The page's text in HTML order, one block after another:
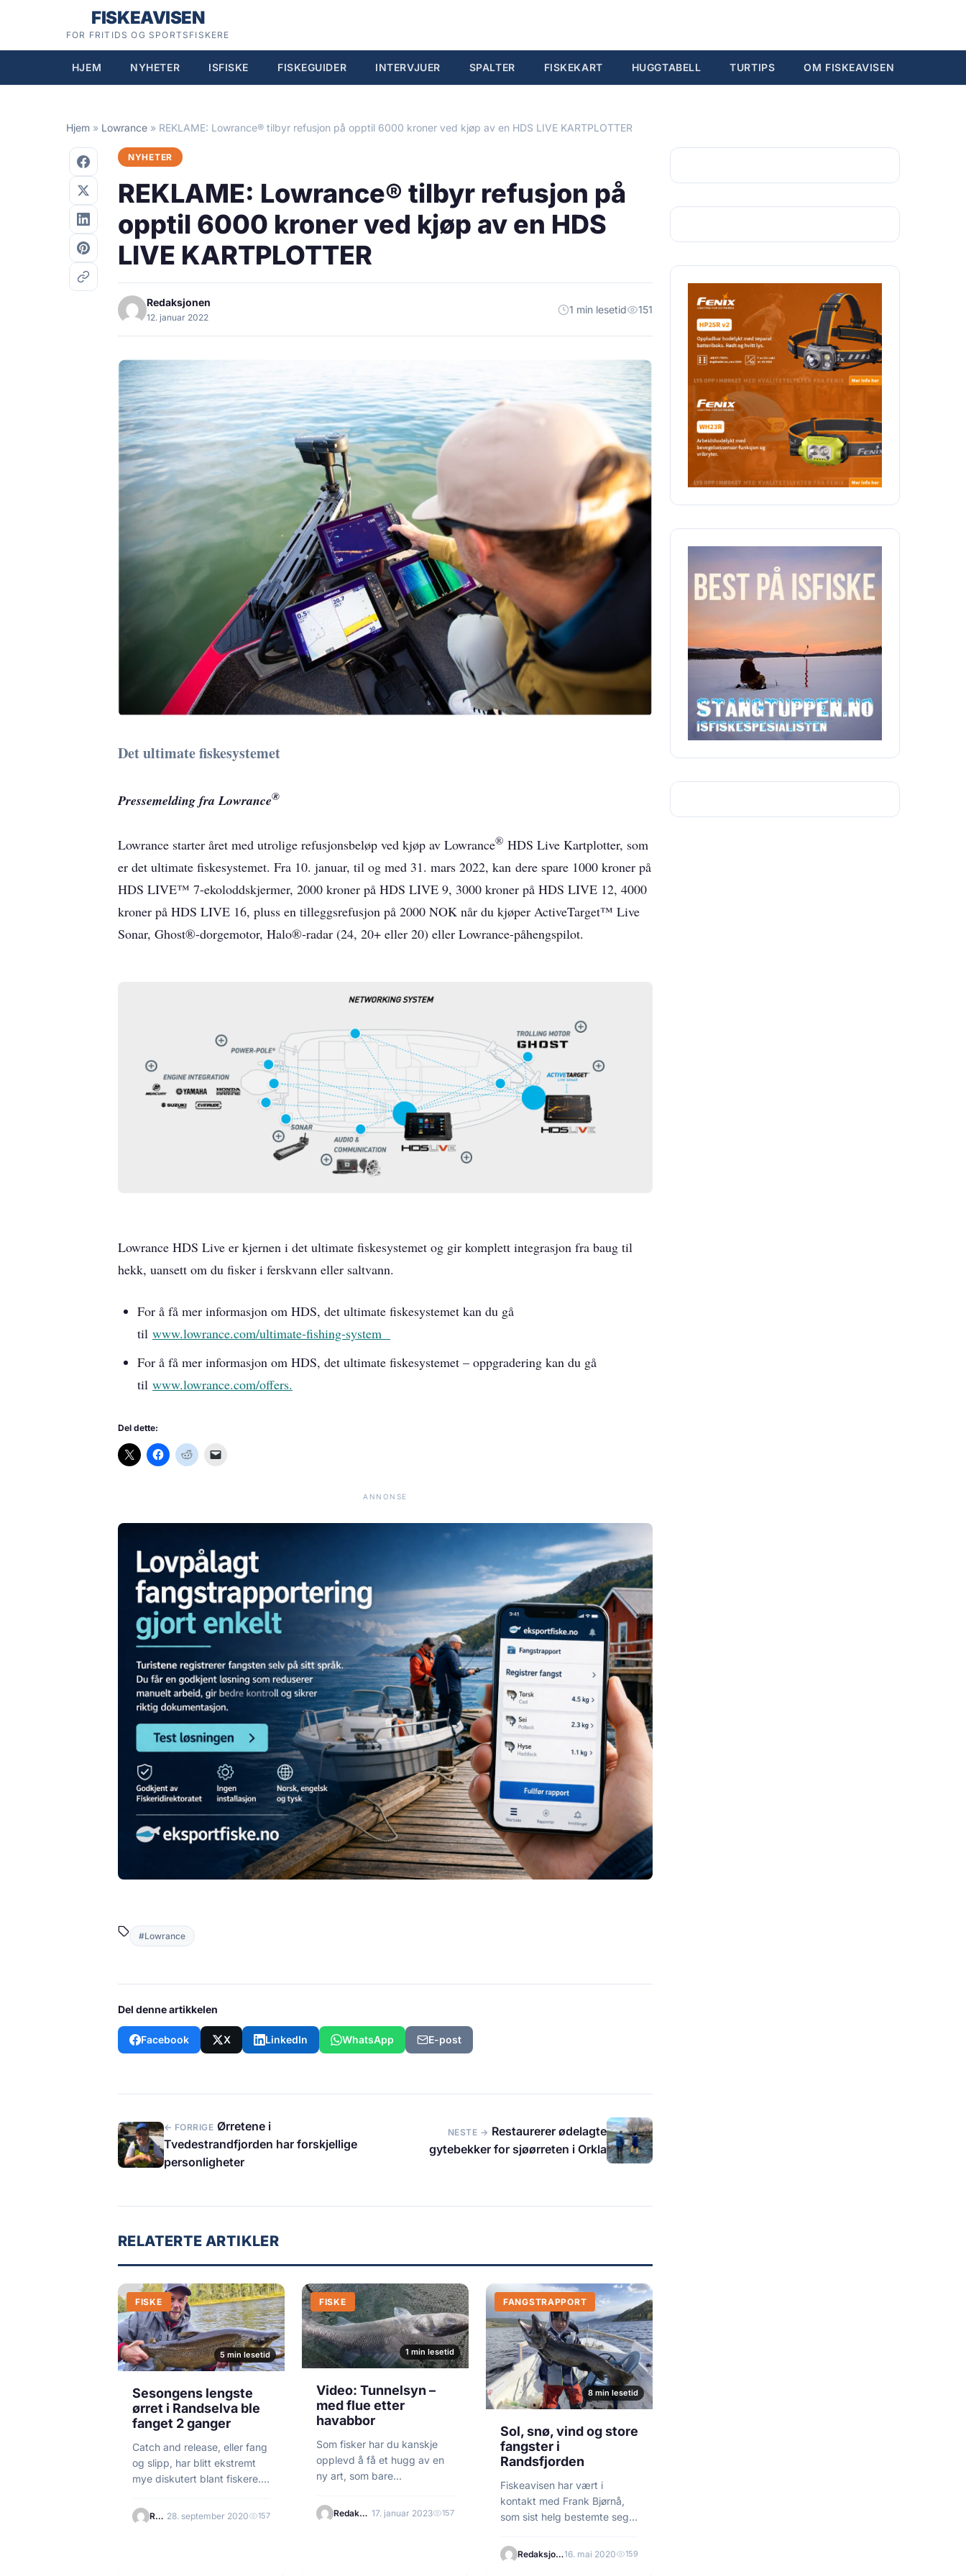
FISKEAVISEN
FOR FRITIDS OG SPORTSFISKERE
HJEM NYHETER ISFISKE FISKEGUIDER INTERVJUER SPALTER FISKEKART HUGGTABELL TURTIPS OM FISKEAVISEN
Hjem » Lowrance » REKLAME: Lowrance® tilbyr refusjon på opptil 6000 kroner ved kjøp av en HDS LIVE KARTPLOTTER
NYHETER
REKLAME: Lowrance® tilbyr refusjon på
opptil 6000 kroner ved kjøp av en HDS
LIVE KARTPLOTTER
Redaksjonen
12. januar 2022
1 min lesetid 151
Det ultimate fiskesystemet
Pressemelding fra Lowrance®
Lowrance starter året med utrolige refusjonsbeløp ved kjøp av Lowrance® HDS Live Kartplotter, som
er det ultimate fiskesystemet. Fra 10. januar, til og med 31. mars 2022, kan dere spare 1000 kroner på
HDS LIVE™ 7-ekoloddskjermer, 2000 kroner på HDS LIVE 9, 3000 kroner på HDS LIVE 12, 4000
kroner på HDS LIVE 16, pluss en tilleggsrefusjon på 2000 NOK når du kjøper ActiveTarget™ Live
Sonar, Ghost®-dorgemotor, Halo®-radar (24, 20+ eller 20) eller Lowrance-påhengspilot.
Lowrance HDS Live er kjernen i det ultimate fiskesystemet og gir komplett integrasjon fra baug til
hekk, uansett om du fisker i ferskvann eller saltvann.
For å få mer informasjon om HDS, det ultimate fiskesystemet kan du gå
til www.lowrance.com/ultimate-fishing-system
For å få mer informasjon om HDS, det ultimate fiskesystemet – oppgradering kan du gå
til www.lowrance.com/offers.
Del dette:
ANNONSE
#Lowrance
Del denne artikkelen
Facebook X LinkedIn WhatsApp E-post
← FORRIGE Ørretene i
Tvedestrandfjorden har forskjellige
personligheter
NESTE → Restaurerer ødelagte
gytebekker for sjøørreten i Orkla
RELATERTE ARTIKLER
FISKE
5 min lesetid
Sesongens lengste
ørret i Randselva ble
fanget 2 ganger
Catch and release, eller fang
og slipp, har blitt ekstremt
mye diskutert blant fiskere.
Redaksjonen 28. september 2020 157
FISKE
1 min lesetid
Video: Tunnelsyn –
med flue etter
havabbor
Som fisker har du kanskje
opplevd å få et hugg av en
ny art, som bare…
Redaksjonen 17. januar 2023 157
FANGSTRAPPORT
8 min lesetid
Sol, snø, vind og store
fangster i
Randsfjorden
Fiskeavisen har vært i
kontakt med Frank Bjørnå,
som sist helg bestemte seg
Redaksjonen16. mai 2020 159